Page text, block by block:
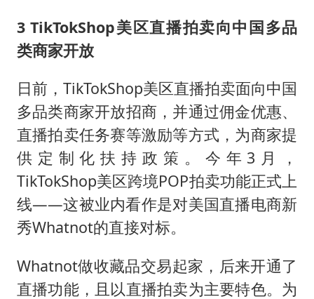
3 TikTokShop美区直播拍卖向中国多品
类商家开放
日前，TikTokShop美区直播拍卖面向中国
多品类商家开放招商，并通过佣金优惠、
直播拍卖任务赛等激励等方式，为商家提
供定制化扶持政策。今年3月，
TikTokShop美区跨境POP拍卖功能正式上
线——这被业内看作是对美国直播电商新
秀Whatnot的直接对标。
Whatnot做收藏品交易起家，后来开通了
直播功能，且以直播拍卖为主要特色。为